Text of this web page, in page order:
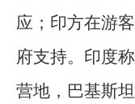
应；印方在游
府支持。印度
营地，巴基斯